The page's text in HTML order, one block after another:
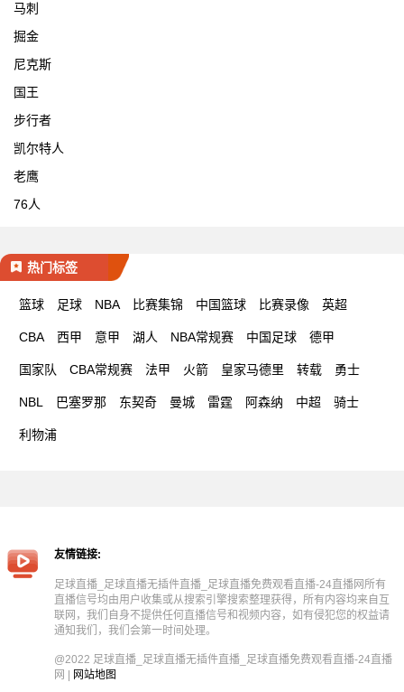
马刺
掘金
尼克斯
国王
步行者
凯尔特人
老鹰
76人
热门标签
篮球 足球 NBA 比赛集锦 中国篮球 比赛录像 英超
CBA 西甲 意甲 湖人 NBA常规赛 中国足球 德甲
国家队 CBA常规赛 法甲 火箭 皇家马德里 转载 勇士
NBL 巴塞罗那 东契奇 曼城 雷霆 阿森纳 中超 骑士
利物浦
友情链接:
足球直播_足球直播无插件直播_足球直播免费观看直播-24直播网所有
直播信号均由用户收集或从搜索引擎搜索整理获得，所有内容均来自互
联网，我们自身不提供任何直播信号和视频内容，如有侵犯您的权益请
通知我们，我们会第一时间处理。
@2022 足球直播_足球直播无插件直播_足球直播免费观看直播-24直播
网 |
网站地图